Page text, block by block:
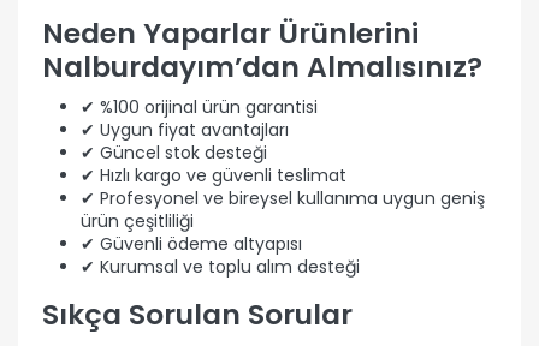
Neden Yaparlar Ürünlerini
Nalburdayım’dan Almalısınız?
✔ %100 orijinal ürün garantisi
✔ Uygun fiyat avantajları
✔ Güncel stok desteği
✔ Hızlı kargo ve güvenli teslimat
✔ Profesyonel ve bireysel kullanıma uygun geniş
ürün çeşitliliği
✔ Güvenli ödeme altyapısı
✔ Kurumsal ve toplu alım desteği
Sıkça Sorulan Sorular